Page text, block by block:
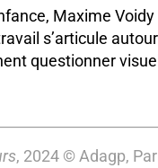
Maxime
s’articule
questionner
, 2024 © Adagp,